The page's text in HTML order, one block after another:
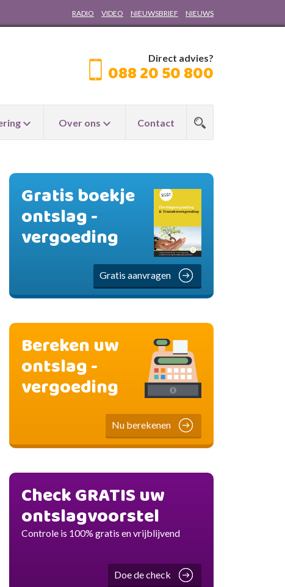
RADIO VIDEO NIEUWSBRIEF NIEUWS
Direct advies?
088 20 50 800
Over ons Contact
Gratis boekje
ontslag -
vergoeding
Gratis aanvragen
Bereken uw
ontslag -
vergoeding
Nu berekenen
Check GRATIS uw
ontslagvoorstel
Controle is 100% gratis en vrijblijvend
Doe de check